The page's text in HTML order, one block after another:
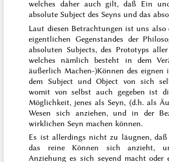
welches daher auch gilt, daß Ein
absolute Subject des Seyns und das
Laut diesen Betrachtungen ist uns also
eigentlichen Gegenstandes der
absoluten Subjects, des Prototyps aller
welches nämlich besteht in dem
äußerlich Machen-)Können des eignen
dem Subject und Object von sich
womit von selbst auch gegeben ist
Möglichkeit, jenes als Seyn, (d.h. als
Wesen sich anziehen, und in der
wirklichen Seyn machen können.
Es ist allerdings nicht zu läugnen, daß
das reine Können sich anzieht,
Anziehung es sich seyend macht oder